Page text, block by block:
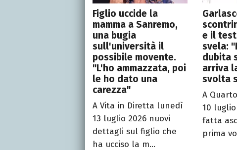
Figlio uccide la
mamma a Sanremo,
una bugia
sull'università il
possibile movente.
"L'ho ammazzata, poi
le ho dato una
carezza"
A Vita in Diretta lunedì
13 luglio 2026 nuovi
dettagli sul figlio che
ha ucciso la m...
e il
svela:
dubita
arriva
svolta
A
10
fatta
prima